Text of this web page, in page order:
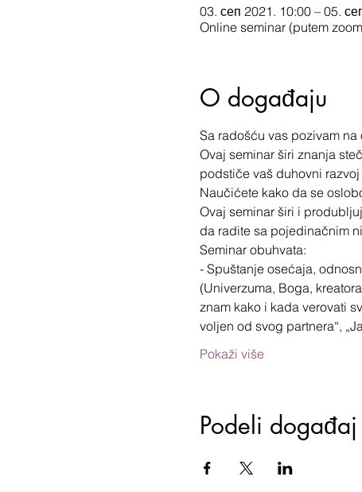
03. сеп 2021. 10:00 – 05.
Online seminar (putem
O događaju
Sa radošću vas pozivam
Ovaj seminar širi znanja
podstiče vaš duhovni
Naučićete kako da se
Ovaj seminar širi i
da radite sa pojedinačnim
Seminar obuhvata:
- Spuštanje osećaja,
(Univerzuma, Boga,
znam kako i kada verovati
voljen od svog partnera“,
Pokaži više
Podeli